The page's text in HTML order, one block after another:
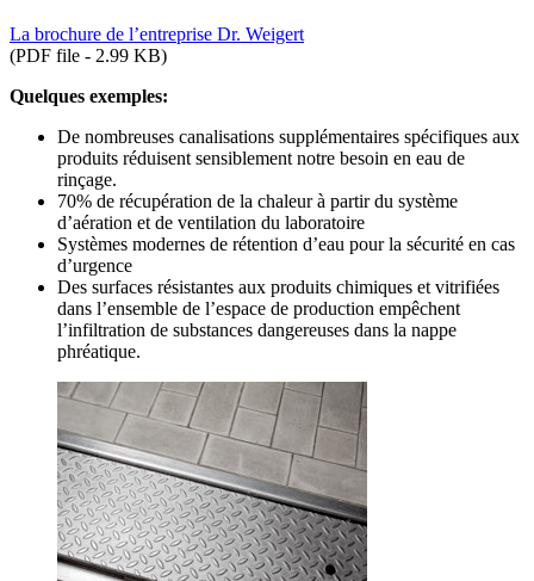
La brochure de l’entreprise Dr. Weigert
(PDF file - 2.99 KB)
Quelques exemples:
De nombreuses canalisations supplémentaires spécifiques aux
produits réduisent sensiblement notre besoin en eau de
rinçage.
70% de récupération de la chaleur à partir du système
d’aération et de ventilation du laboratoire
Systèmes modernes de rétention d’eau pour la sécurité en cas
d’urgence
Des surfaces résistantes aux produits chimiques et vitrifiées
dans l’ensemble de l’espace de production empêchent
l’infiltration de substances dangereuses dans la nappe
phréatique.